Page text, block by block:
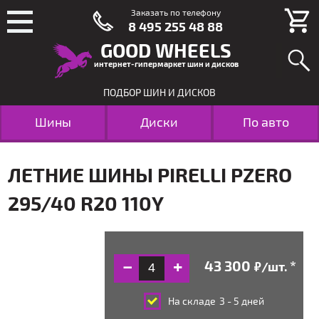
GOOD WHEELS
интернет-гипермаркет шин и дисков
ПОДБОР ШИН И ДИСКОВ
Шины Диски По авто
ЛЕТНИЕ ШИНЫ PIRELLI PZERO
295/40 R20 110Y
руб./шт.
На складе 3 - 5 дней
Заказать по телефону
8 495 255 48 88